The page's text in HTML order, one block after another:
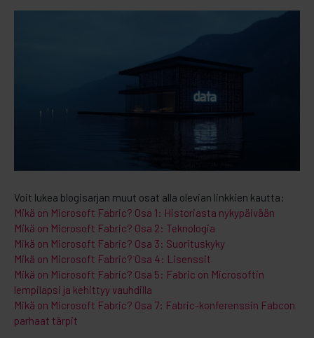
Voit lukea blogisarjan muut osat alla olevian linkkien kautta:
Mikä on Microsoft Fabric? Osa 1: Historiasta nykypäivään
Mikä on Microsoft Fabric? Osa 2: Teknologia
Mikä on Microsoft Fabric? Osa 3: Suorituskyky
Mikä on Microsoft Fabric? Osa 4: Lisenssit
Mikä on Microsoft Fabric? Osa 5: Fabric on Microsoftin
lempilapsi ja kehittyy vauhdilla
Mikä on Microsoft Fabric? Osa 7: Fabric-konferenssin Fabcon
parhaat tärpit